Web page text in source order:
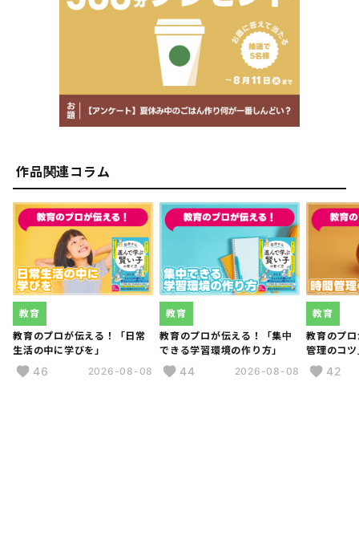
2012年、自宅の机１つでオンライン教員採用試験受験予
備校「教採スクール」を起業。合格率26％の教員採用試
験で開校以来、合格率80％以上をキープ。2021.2022年
は合格率90％を超えた（現在も稼働中）。
2015年、地元秋田で、小中高を対象にした塾経営をスタ
ート。当初7人しかいなかった生徒は現在146人、２校舎
徒が自分で計画を立てて学習するようになったり、小学部
進学したりするケースも決して珍しくない。
自らも指導を開始して3年目の2021年3月には、医学部、
難関公立大学、大学推薦組、中学受験組、高校推薦入試
組、高等専門学校（高専）受験組、高校私立組が全員合
格。また、学力日本一の秋田県にて中学3年生の秋田県模
試で４年連続(2023年8月末現在)総合順位1位の生徒を輩
出中。
作品関連コラム
教育のプロが伝える！「日常
生活の中に学びを」
教育
46 2026-08-08
教育のプロが伝える！「集中
できる学習環境の作り方」
教育
44 2026-08-08
教育のプ
管理のコ
教育
42